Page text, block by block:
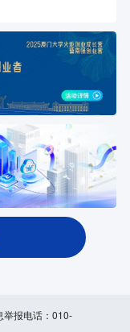
举报电话：010-